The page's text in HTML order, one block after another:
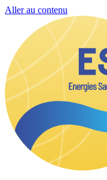
Aller au contenu